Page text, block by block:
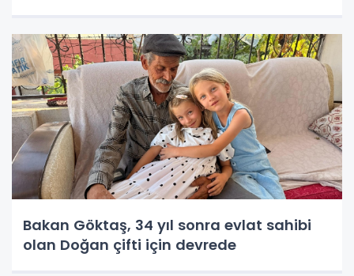
Bakan Göktaş, 34 yıl sonra evlat sahibi
olan Doğan çifti için devrede